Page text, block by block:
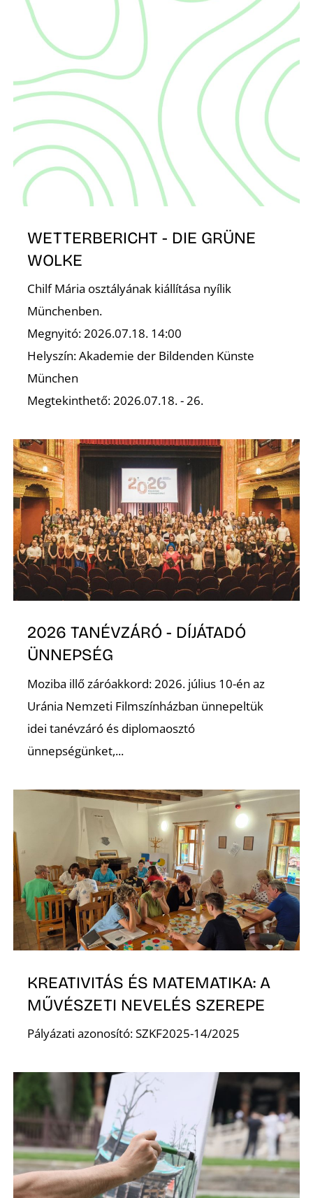
WETTERBERICHT - DIE GRÜNE
WOLKE
Chilf Mária osztályának kiállítása nyílik
Münchenben.
Megnyitó: 2026.07.18. 14:00
Helyszín: Akademie der Bildenden Künste
München
Megtekinthető: 2026.07.18. - 26.
2026 TANÉVZÁRÓ - DÍJÁTADÓ
ÜNNEPSÉG
Moziba illő záróakkord: 2026. július 10-én az
Uránia Nemzeti Filmszínházban ünnepeltük
idei tanévzáró és diplomaosztó
ünnepségünket,...
KREATIVITÁS ÉS MATEMATIKA: A
MŰVÉSZETI NEVELÉS SZEREPE
Pályázati azonosító: SZKF2025-14/2025